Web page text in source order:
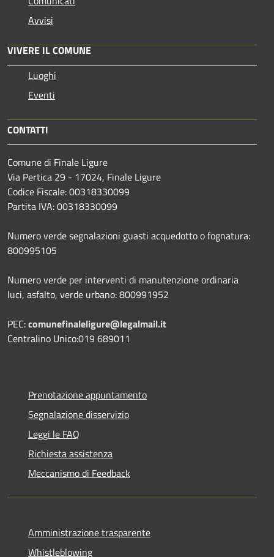
Avvisi
VIVERE IL COMUNE
Luoghi
Eventi
CONTATTI
Comune di Finale Ligure
Via Pertica 29 - 17024, Finale Ligure
Codice Fiscale: 00318330099
Partita IVA: 00318330099
Numero verde segnalazioni guasti acquedotto o fognatura:
800995105
Numero verde per interventi di manutenzione ordinaria
luci, asfalto, verde urbano: 800991952
PEC:comunefinaleligure@legalmail.it
Centralino Unico:019 689011
Prenotazione appuntamento
Segnalazione disservizio
Leggi le FAQ
Richiesta assistenza
Meccanismo di Feedback
Amministrazione trasparente
Whistleblowing